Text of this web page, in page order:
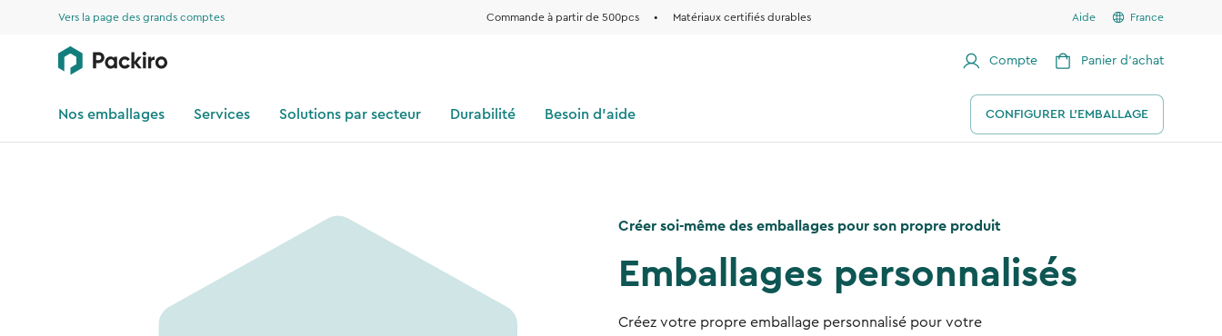
Vers la page des grands comptes Commande à partir de 500pcs • Matériaux certifiés durables Aide France
Compte Panier d'achat
Nos emballages Services Solutions par secteur Durabilité Besoin d'aide CONFIGURER L'EMBALLAGE
Créer soi-même des emballages pour son propre produit
Emballages personnalisés
Créez votre propre emballage personnalisé pour votre